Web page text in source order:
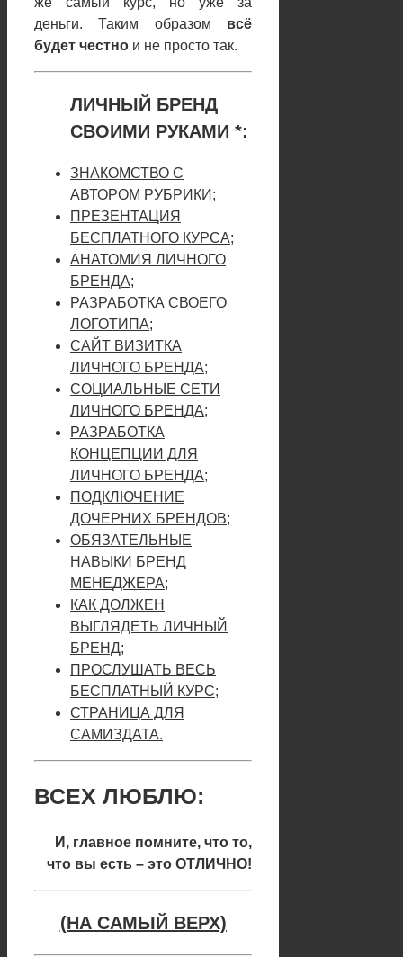
деньги. Таким образом всё
будет честно и не просто так.
ЛИЧНЫЙ БРЕНД
СВОИМИ РУКАМИ *:
ЗНАКОМСТВО С
АВТОРОМ РУБРИКИ;
ПРЕЗЕНТАЦИЯ
БЕСПЛАТНОГО КУРСА;
АНАТОМИЯ ЛИЧНОГО
БРЕНДА;
РАЗРАБОТКА СВОЕГО
ЛОГОТИПА;
САЙТ ВИЗИТКА
ЛИЧНОГО БРЕНДА;
СОЦИАЛЬНЫЕ СЕТИ
ЛИЧНОГО БРЕНДА;
РАЗРАБОТКА
КОНЦЕПЦИИ ДЛЯ
ЛИЧНОГО БРЕНДА;
ПОДКЛЮЧЕНИЕ
ДОЧЕРНИХ БРЕНДОВ;
ОБЯЗАТЕЛЬНЫЕ
НАВЫКИ БРЕНД
МЕНЕДЖЕРА;
КАК ДОЛЖЕН
ВЫГЛЯДЕТЬ ЛИЧНЫЙ
БРЕНД;
ПРОСЛУШАТЬ ВЕСЬ
БЕСПЛАТНЫЙ КУРС;
СТРАНИЦА ДЛЯ
САМИЗДАТА.
ВСЕХ ЛЮБЛЮ:
И, главное помните, что то,
что вы есть – это ОТЛИЧНО!
(НА САМЫЙ ВЕРХ)